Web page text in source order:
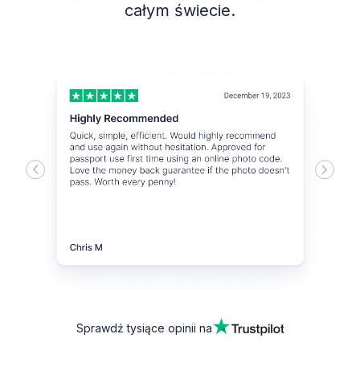
całym świecie.
Sprawdź tysiące opinii na